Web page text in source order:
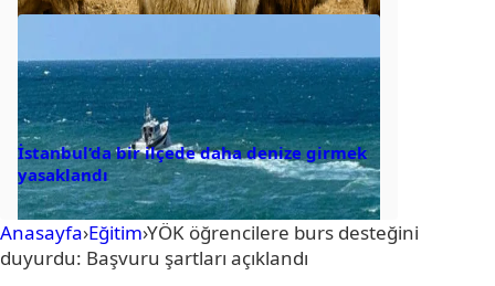
İstanbul’da bir ilçede daha denize girmek
yasaklandı
Anasayfa›Eğitim›YÖK öğrencilere burs desteğini
duyurdu: Başvuru şartları açıklandı